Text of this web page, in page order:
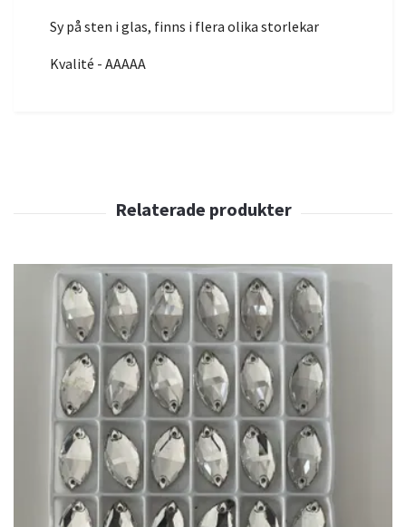
Sy på sten i glas, finns i flera olika storlekar
Kvalité - AAAAA